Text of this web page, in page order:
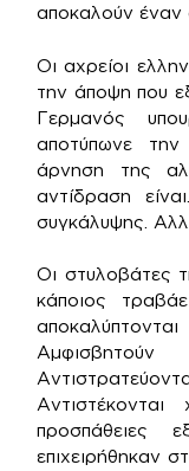
αποκαλούν έναν
Οι αχρείοι
την άποψη που
Γερμανός
αποτύπωνε την
άρνηση της
αντίδραση
συγκάλυψης.
Οι στυλοβάτες
κάποιος
προσπάθειες
επιχειρήθηκαν